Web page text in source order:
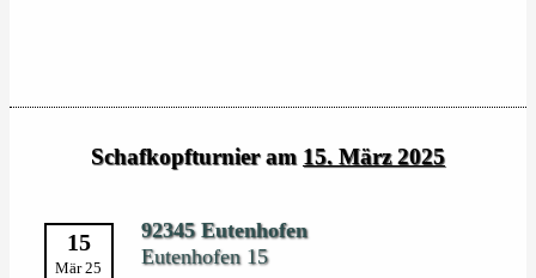
Schafkopfturnier am 15. März 2025
15
Mär 25
92345 Eutenhofen
Eutenhofen 15